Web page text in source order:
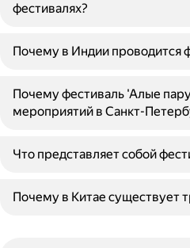
фестивалях?
Почему в Индии проводится
Почему фестиваль 'Алые
мероприятий в Санкт-
Что представляет собой
Почему в Китае существует